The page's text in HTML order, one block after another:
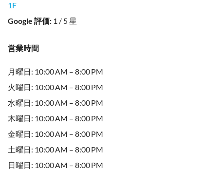
1F
Google 評価: 1 / 5 星
営業時間
月曜日: 10:00 AM – 8:00 PM
火曜日: 10:00 AM – 8:00 PM
水曜日: 10:00 AM – 8:00 PM
木曜日: 10:00 AM – 8:00 PM
金曜日: 10:00 AM – 8:00 PM
土曜日: 10:00 AM – 8:00 PM
日曜日: 10:00 AM – 8:00 PM